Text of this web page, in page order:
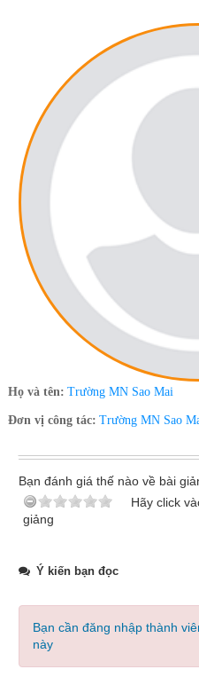
Họ và tên: Trường MN Sao Mai
Đơn vị công tác: Trường MN Sao
Bạn đánh giá thế nào về bài
Hãy click
giảng
Ý kiến bạn đọc
Bạn cần đăng nhập thành
này